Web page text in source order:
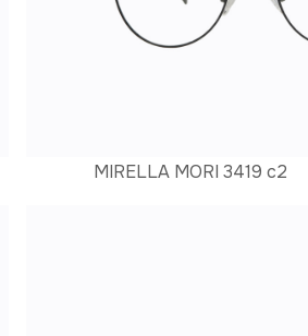
MIRELLA MORI 3419 c2